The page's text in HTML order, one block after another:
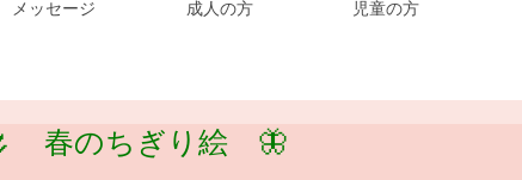
メッセージ 成人の方 児童の方
ちぎり絵 🦋